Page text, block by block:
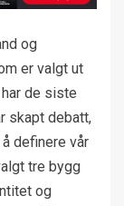
og
er valgt ut
de siste
skapt debatt,
definere vår
tre bygg
og